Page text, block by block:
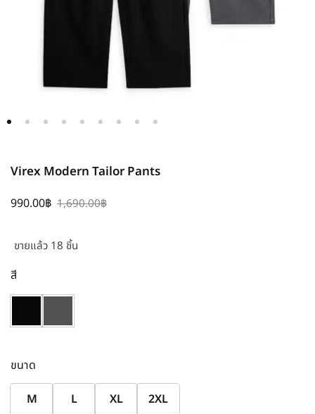
Virex Modern Tailor Pants
990.00฿ 1,690.00฿
ขายแล้ว 18 ชิ้น
สี
ขนาด
M
L XL 2XL